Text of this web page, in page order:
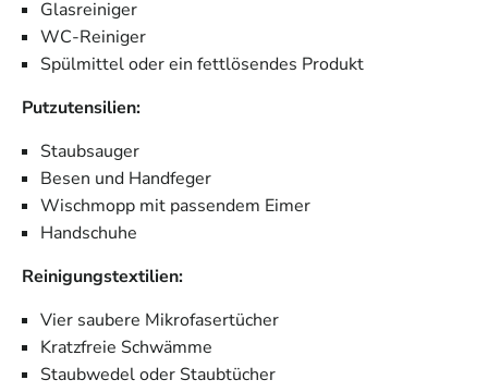
Glasreiniger
WC-Reiniger
Spülmittel oder ein fettlösendes Produkt
Putzutensilien:
Staubsauger
Besen und Handfeger
Wischmopp mit passendem Eimer
Handschuhe
Reinigungstextilien:
Vier saubere Mikrofasertücher
Kratzfreie Schwämme
Staubwedel oder Staubtücher